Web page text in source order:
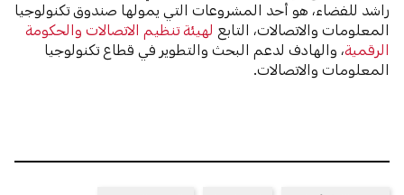
راشد للفضاء، هو أحد المشروعات التي يمولها صندوق تكنولوجيا
المعلومات والاتصالات، التابع لهيئة تنظيم الاتصالات والحكومة
الرقمية، والهادف لدعم البحث والتطوير في قطاع تكنولوجيا
المعلومات والاتصالات.